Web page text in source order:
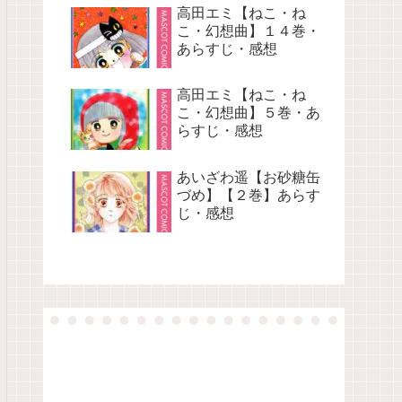
高田エミ【ねこ・ね
こ・幻想曲】１４巻・
あらすじ・感想
高田エミ【ねこ・ね
こ・幻想曲】５巻・あ
らすじ・感想
あいざわ遥【お砂糖缶
づめ】【２巻】あらす
じ・感想